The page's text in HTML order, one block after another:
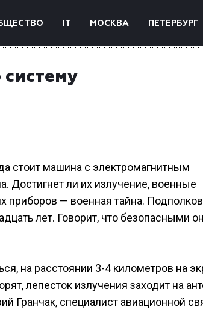
IT МОСКВА ПЕТЕРБУРГ
стоит машина с электромагнитным
Достигнет ли их излучение, военные
приборов — военная тайна.
лет. Говорит, что безопасными
на расстоянии 3-4 километров на
лепесток излучения заходит на
Гранчак, специалист авиационной